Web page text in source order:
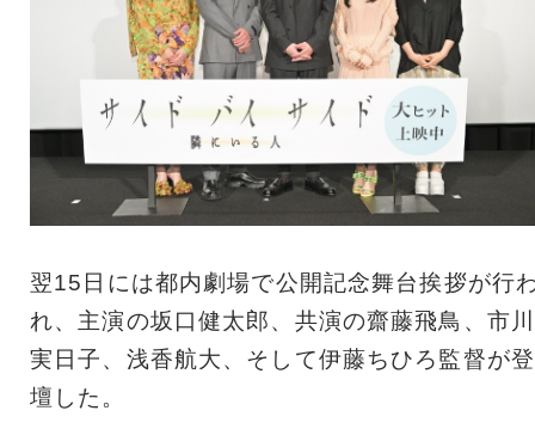
翌15日には都内劇場で公開記念舞台挨拶が行
れ、主演の坂口健太郎、共演の齋藤飛鳥、市川
実日子、浅香航大、そして伊藤ちひろ監督が登
壇した。